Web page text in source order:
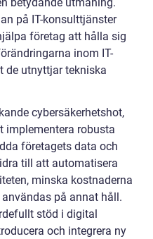
betydande utmaning.
på IT-konsulttjänster
företag att hålla sig
inom IT-
de utnyttjar tekniska
cybersäkerhetshot,
implementera robusta
företagets data och
till att automatisera
minska kostnaderna
på annat håll.
stöd i digital
och integrera ny